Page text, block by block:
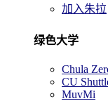
加入朱拉
绿色大学
Chula
CU
MuvMi